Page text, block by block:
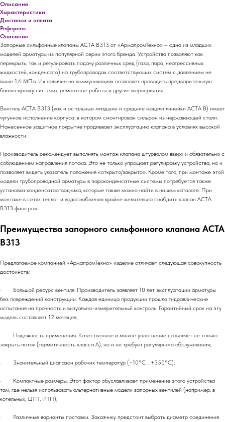
Описание
Характеристики
Доставка и оплата
Референс
Описание
Запорные сильфонные клапаны АСТА В313 от «АрмапромТехно» – одна из младших
моделей арматуры из популярной серии этого бренда. Устройства позволяют как
перекрыть, так и регулировать подачу различных сред (газа, пара, неагрессивных
жидкостей, конденсата) на трубопроводах соответствующих систем с давлением не
выше 1,6 МПа. Их наличие на коммуникациях позволяет проводить предварительную
балансировку системы, ремонтные работы и другие мероприятия.
Вентиль АСТА В313 (как и остальные младшие и средние модели линейки АСТА В) имеет
чугунное исполнение корпуса, в котором смонтирован сильфон из нержавеющей стали.
Нанесенное защитное покрытие продлевает эксплуатацию клапана в условиях высокой
влажности.
Производитель рекомендует выполнять монтаж клапана штурвалом вверх и обязательно с
соблюдением направления потока. Это не только упрощает регулировку устройства, но и
позволяет видеть указатель положения «открыто/закрыто». Кроме того, при монтаже этой
модели трубопроводной арматуры в пароконденсатные системы потребуется также
установка конденсатоотводчика, которые также можно найти в нашем каталоге. При
монтаже в сетях тепло- и водоснабжения крайне желательно снабдить клапан АСТА
В313 фильтром.
Преимущества запорного сильфонного клапана АСТА
В313
Предлагаемое компанией «АрмапромТехно» изделие отличает следующая совокупность
достоинств:
· Большой ресурс вентиля. Производитель заявляет 10 лет эксплуатации арматуры
без повреждений конструкции. Каждая единица продукции прошла гидравлические
испытания на прочность и визуально-измерительный контроль. Гарантийный срок на эту
модель составляет 12 месяцев;
· Надежность применения. Качественное и мягкое уплотнение позволяет не только
закрыть поток (герметичность класса А), но и не требует регулярного обслуживания;
· Значительный диапазон рабочих температур (−10°С …+350°С);
· Компактные размеры. Этот фактор обуславливает применение этого устройства
там, где нельзя использовать альтернативные модели запорных вентилей (например, в
котельных, ЦТП, ИТП);
· Различные варианты поставки. Заказчику предстоит выбрать диаметр соединения